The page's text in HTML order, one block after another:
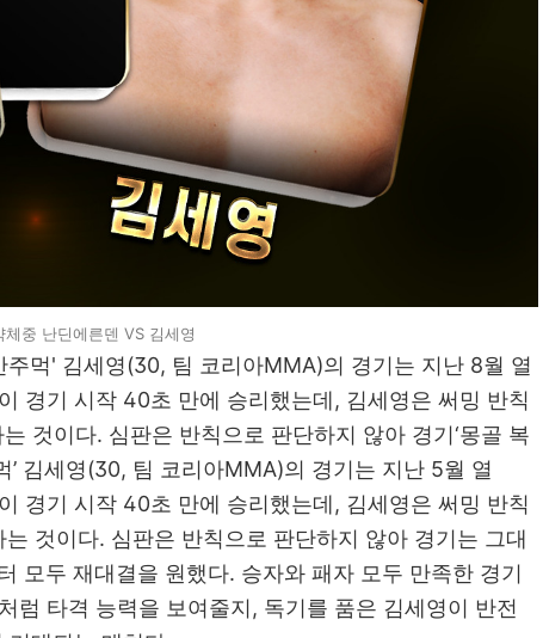
중 난딘에른덴 VS 김세영
먹' 김세영(30, 팀 코리아MMA)의 경기는 지난 8월 열
경기 시작 40초 만에 승리했는데, 김세영은 써밍 반칙
것이다. 심판은 반칙으로 판단하지 않아 경기‘몽골 복
’ 김세영(30, 팀 코리아MMA)의 경기는 지난 5월 열
경기 시작 40초 만에 승리했는데, 김세영은 써밍 반칙
것이다. 심판은 반칙으로 판단하지 않아 경기는 그대
모두 재대결을 원했다. 승자와 패자 모두 만족한 경기
럼 타격 능력을 보여줄지, 독기를 품은 김세영이 반전